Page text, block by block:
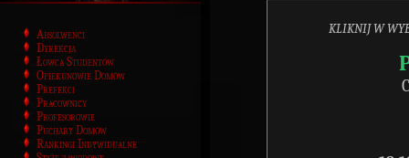
Absolwenci
Dyrekcja
Łowca Studentów
Opiekunowie Domów
Prefekci
Pracownicy
Profesorowie
Puchary Domów
Rankingi Indywidualne
KLIKNIJ W